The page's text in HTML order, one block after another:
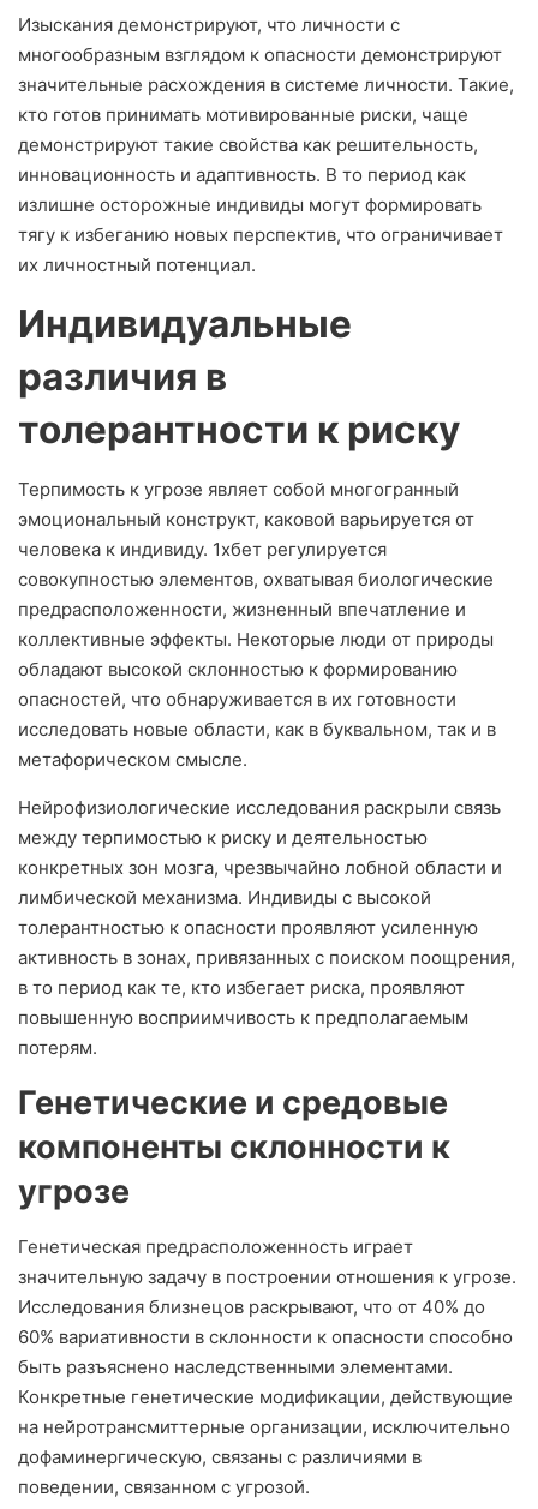
Изыскания демонстрируют, что личности с
многообразным взглядом к опасности демонстрируют
значительные расхождения в системе личности. Такие,
кто готов принимать мотивированные риски, чаще
демонстрируют такие свойства как решительность,
инновационность и адаптивность. В то период как
излишне осторожные индивиды могут формировать
тягу к избеганию новых перспектив, что ограничивает
их личностный потенциал.
Индивидуальные
различия в
толерантности к риску
Терпимость к угрозе являет собой многогранный
эмоциональный конструкт, каковой варьируется от
человека к индивиду. 1хбет регулируется
совокупностью элементов, охватывая биологические
предрасположенности, жизненный впечатление и
коллективные эффекты. Некоторые люди от природы
обладают высокой склонностью к формированию
опасностей, что обнаруживается в их готовности
исследовать новые области, как в буквальном, так и в
метафорическом смысле.
Нейрофизиологические исследования раскрыли связь
между терпимостью к риску и деятельностью
конкретных зон мозга, чрезвычайно лобной области и
лимбической механизма. Индивиды с высокой
толерантностью к опасности проявляют усиленную
активность в зонах, привязанных с поиском поощрения,
в то период как те, кто избегает риска, проявляют
повышенную восприимчивость к предполагаемым
потерям.
Генетические и средовые
компоненты склонности к
угрозе
Генетическая предрасположенность играет
значительную задачу в построении отношения к угрозе.
Исследования близнецов раскрывают, что от 40% до
60% вариативности в склонности к опасности способно
быть разъяснено наследственными элементами.
Конкретные генетические модификации, действующие
на нейротрансмиттерные организации, исключительно
дофаминергическую, связаны с различиями в
поведении, связанном с угрозой.